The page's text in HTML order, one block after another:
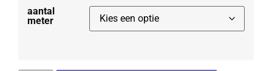
aantal
meter